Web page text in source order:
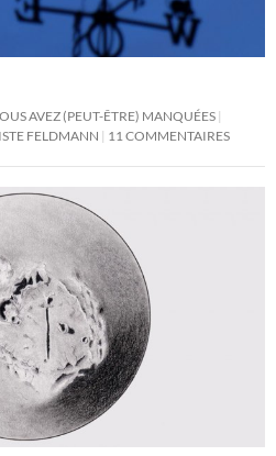
AVEZ (PEUT-ÊTRE) MANQUÉES
FELDMANN 11 COMMENTAIRES